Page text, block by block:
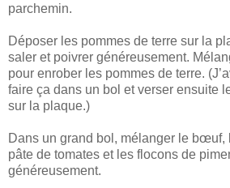
parchemin.
Déposer les pommes de terre sur la
saler et poivrer généreusement.
pour enrober les pommes de terre.
faire ça dans un bol et verser ensuite
sur la plaque.)
Dans un grand bol, mélanger le bœuf,
pâte de tomates et les flocons de
généreusement.